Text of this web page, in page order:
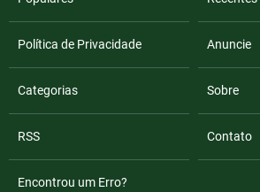
Política de Privacidade Anuncie
Categorias Sobre
RSS Contato
Encontrou um Erro?